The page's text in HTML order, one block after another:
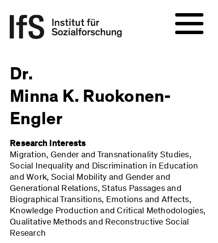
Dr.
Minna K. Ruokonen-
Engler
Research Interests
Migration, Gender and Transnationality Studies,
Social Inequality and Discrimination in Education
and Work, Social Mobility and Gender and
Generational Relations, Status Passages and
Biographical Transitions, Emotions and Affects,
Knowledge Production and Critical Methodologies,
Qualitative Methods and Reconstructive Social
Research